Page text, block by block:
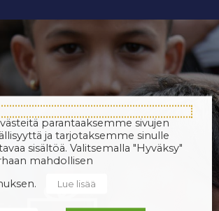
parantaaksemme sivujen
ja tarjotaksemme sinulle
sisältöä. Valitsemalla "Hyväksy"
mahdollisen
Lue lisää